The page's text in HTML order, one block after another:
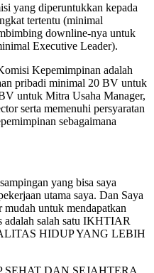
yang diperuntukkan kepada
tertentu (minimal
downline-nya untuk
Executive Leader).
Kepemimpinan adalah
pribadi minimal 20 BV untuk
untuk Mitra Usaha Manager,
serta memenuhi persyaratan
sebagaimana
yang bisa saya
utama saya. Dan Saya
untuk mendapatkan
salah satu IKHTIAR
HIDUP YANG LEBIH
SEHAT DAN SEJAHTERA